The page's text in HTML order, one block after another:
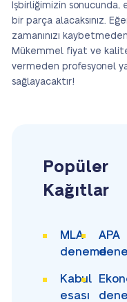
İşbirliğimizin
bir parça alacaksınız.
zamanınızı
Mükemmel fiyat ve kalite
vermeden profesyonel
sağlayacaktır!
Popüler
Kağıtlar
MLA
deneme
APA
Kabul
esası